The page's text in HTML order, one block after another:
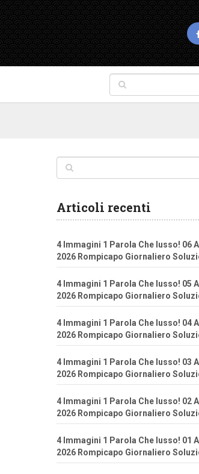
Articoli recenti
4 Immagini 1 Parola Che lusso! 06
2026 Rompicapo Giornaliero
4 Immagini 1 Parola Che lusso! 05
2026 Rompicapo Giornaliero
4 Immagini 1 Parola Che lusso! 04
2026 Rompicapo Giornaliero
4 Immagini 1 Parola Che lusso! 03
2026 Rompicapo Giornaliero
4 Immagini 1 Parola Che lusso! 02
2026 Rompicapo Giornaliero
4 Immagini 1 Parola Che lusso! 01
2026 Rompicapo Giornaliero